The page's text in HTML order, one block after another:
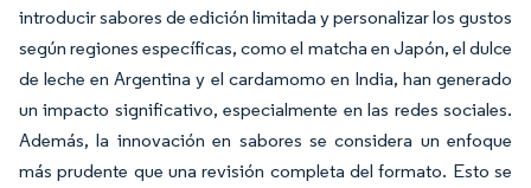
introducir sabores de edición limitada y personalizar los gustos
según regiones específicas, como el matcha en Japón, el dulce
de leche en Argentina y el cardamomo en India, han generado
un impacto significativo, especialmente en las redes sociales.
Además, la innovación en sabores se considera un enfoque
más prudente que una revisión completa del formato. Esto se